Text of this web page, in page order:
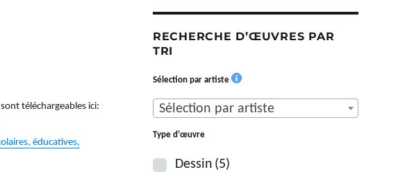
téléchargeables ici:
éducatives,
RECHERCHE D’ŒUVRES PAR
TRI
Sélection par artiste
Sélection par artiste
Type d'œuvre
Dessin (5)